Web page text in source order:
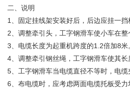
二、说明
1、
固定挂线架安装好后，后边应挂一挡
2、调整牵引头，工字钢滑车使小车在
3、电缆长度为起重机跨度的1.2倍加8米
4、调整牵引钢丝绳，工字钢滑车使其
5、工字钢滑车当电缆直径不等时，电
6、布电缆时，应考虑两面电缆托板受力